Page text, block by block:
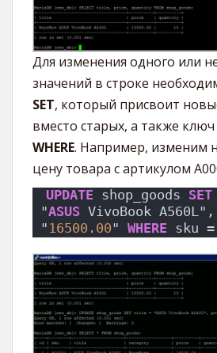
Для изменения одного или
значений в строке
SET, который присвоит
вместо старых, а также
WHERE. Например, изменим
цену товара с артикулом
UPDATE shop_goods SET
"ASUS VivoBook
" 16500.00" WHERE sku